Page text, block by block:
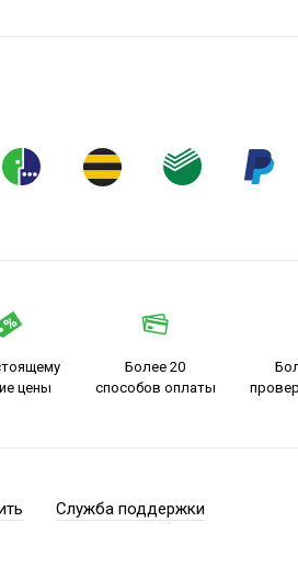
цены
Более 20
способов оплаты
Служба поддержки